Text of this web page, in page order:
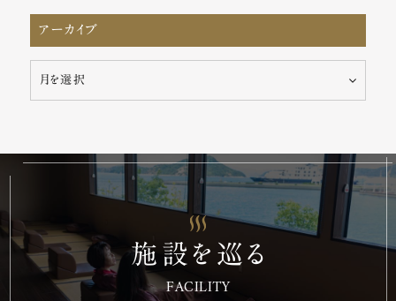
アーカイブ
ー
施設を巡る
FACILITY